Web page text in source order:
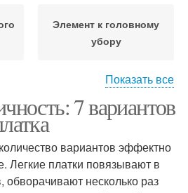
Элемент к головному
убору
Уборы в долгосрочном
периоде
Убор для круглого лица
Показать все
7 вариантов
вариантов эффектно
Легкие платки повязывают в
обворачивают несколько раз